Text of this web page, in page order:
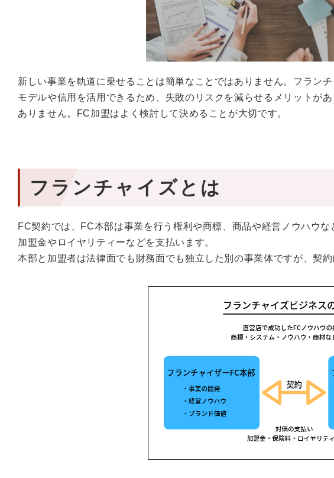
新しい事業を軌道に乗せることは簡単なことではありません。フラン
モデルや信用を活用できるため、失敗のリスクを減らせるメリットが
ありません。FC加盟はよく検討して決めることが大切です。
フランチャイズとは
FC契約では、FC本部は事業を行う権利や商標、商品や経営ノウハウ
加盟金やロイヤリティーなどを支払います。
本部と加盟者は法律面でも財務面でも独立した別の事業体ですが、契